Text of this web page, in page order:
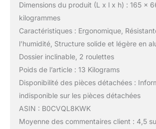
Dimensions du produit (L x l x h) : 165 x
kilogrammes
Caractéristiques : Ergonomique,
l’humidité, Structure solide et légère en
Dossier inclinable, 2 roulettes
Poids de l’article : 13 Kilograms
Disponibilité des pièces détachées :
indisponible sur les pièces détachées
ASIN : B0CVQL8KWK
Moyenne des commentaires client : 4,5